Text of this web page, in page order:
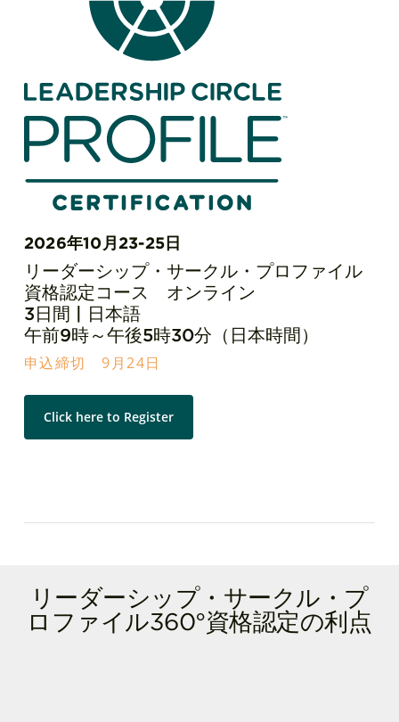
2026年10月23-25日
リーダーシップ・サークル・プロファイル
資格認定コース オンライン
3日間 | 日本語
午前9時～午後5時30分（日本時間）
申込締切 9月24日
Click here to Register
リーダーシップ・サークル・プ
ロファイル360°資格認定の利点